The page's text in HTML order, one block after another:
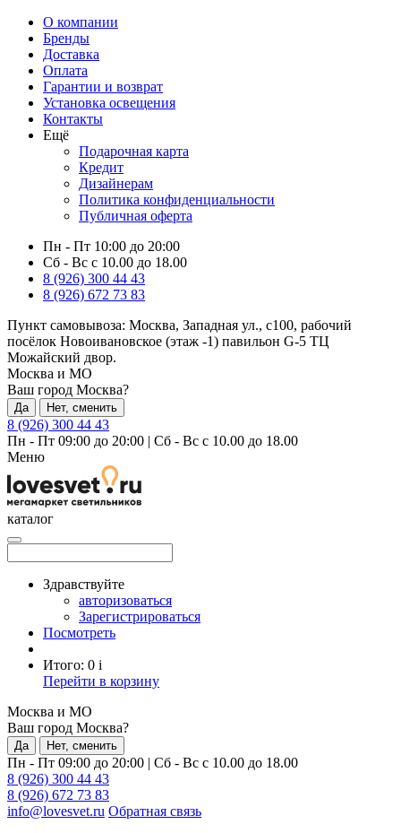
О компании
Бренды
Доставка
Оплата
Гарантии и возврат
Установка освещения
Контакты
Ещё
Подарочная карта
Кредит
Дизайнерам
Политика конфиденциальности
Публичная оферта
Пн - Пт 10:00 до 20:00
Сб - Вс с 10.00 до 18.00
8 (926) 300 44 43
8 (926) 672 73 83
Пункт самовывоза: Москва, Западная ул., с100, рабочий
посёлок Новоивановское (этаж -1) павильон G-5 ТЦ
Можайский двор.
Москва и МО
Ваш город Москва?
Да Нет, сменить
8 (926) 300 44 43
Пн - Пт 09:00 до 20:00 | Сб - Вс с 10.00 до 18.00
Меню
каталог
Здравствуйте
авторизоваться
Зарегистрироваться
Посмотреть
Итого: 0 i
Перейти в корзину
Москва и МО
Ваш город Москва?
Да Нет, сменить
Пн - Пт 09:00 до 20:00 | Сб - Вс с 10.00 до 18.00
8 (926) 300 44 43
8 (926) 672 73 83
info@lovesvet.ru Обратная связь